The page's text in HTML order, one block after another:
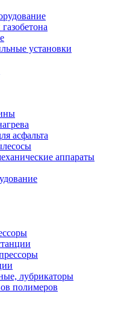
установки
асфальта
аппараты
лубрикаторы
полимеров